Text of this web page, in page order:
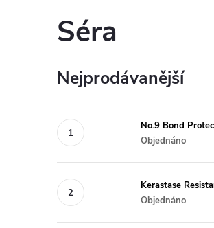
Séra
Nejprodávanější
No.9 Bond
Objednáno
Kerastase
Objednáno